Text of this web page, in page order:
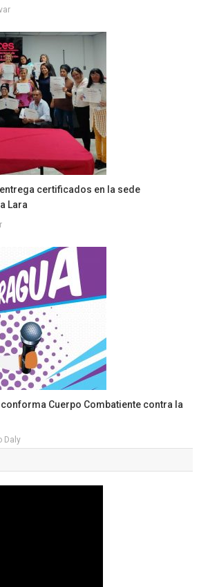
entrega certificados en la sede
Lara
Cuerpo Combatiente contra la
Daly